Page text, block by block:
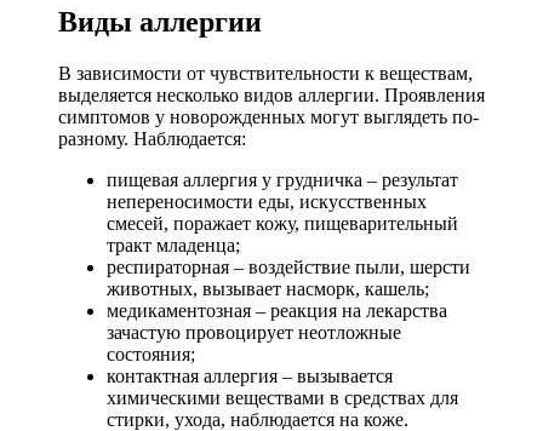
Виды аллергии
В зависимости от чувствительности к веществам,
выделяется несколько видов аллергии. Проявления
симптомов у новорожденных могут выглядеть по-
разному. Наблюдается:
пищевая аллергия у грудничка – результат
непереносимости еды, искусственных
смесей, поражает кожу, пищеварительный
тракт младенца;
респираторная – воздействие пыли, шерсти
животных, вызывает насморк, кашель;
медикаментозная – реакция на лекарства
зачастую провоцирует неотложные
состояния;
контактная аллергия – вызывается
химическими веществами в средствах для
стирки, ухода, наблюдается на коже.